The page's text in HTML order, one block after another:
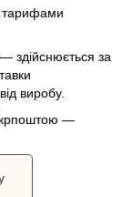
тарифами
здійснюється за
виробу.
—